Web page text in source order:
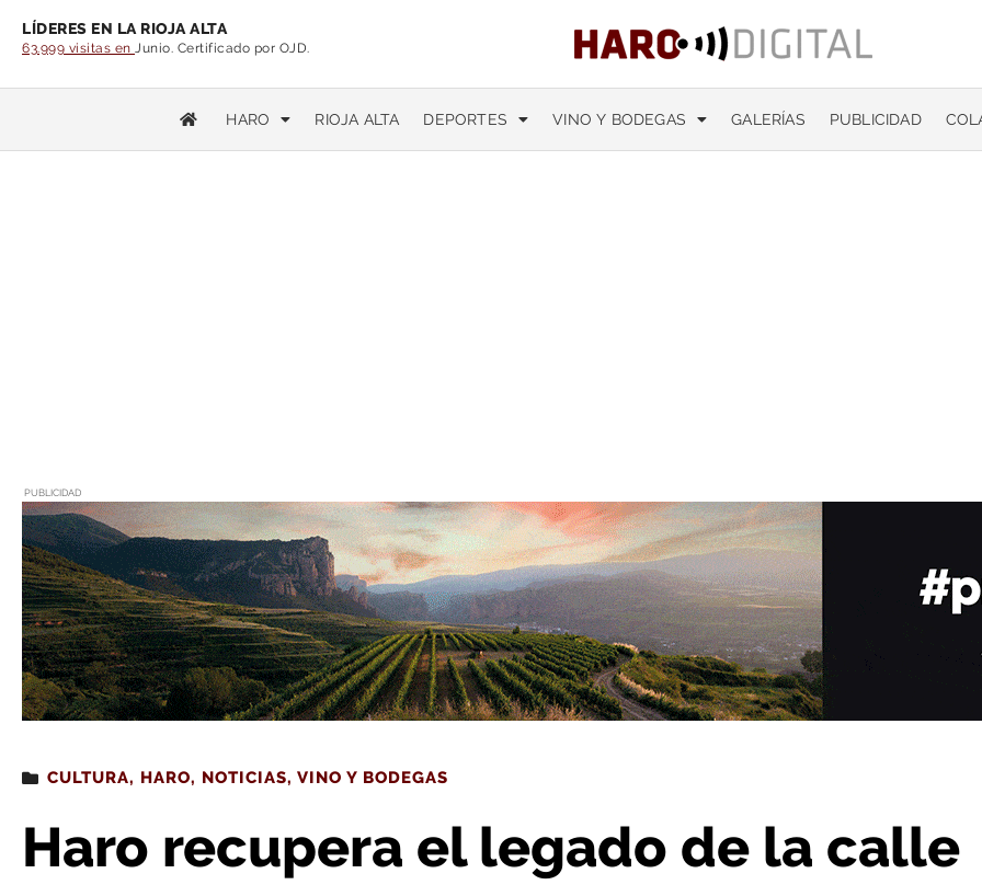
LÍDERES EN LA RIOJA ALTA
63.999 visitas en Junio. Certificado por OJD.
HARO RIOJA ALTA DEPORTES VINO Y BODEGAS GALERÍAS PUBLICIDAD
PUBLICIDAD
Estás leyendo: Haro recupera el legado de la calle de las Cuevas con el libro ‘El vino antes del tren’
CULTURA, HARO, NOTICIAS, VINO Y BODEGAS
Haro recupera el legado de la calle